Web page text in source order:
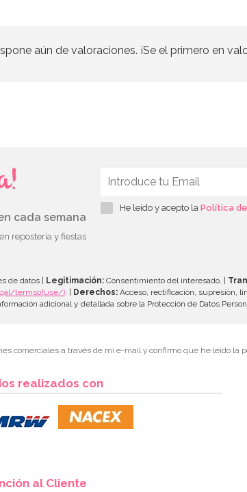
aún de valoraciones. ¡Se el primero en
cada semana
repostería y fiestas
He leído y acepto la Política
de datos | Legitimación: Consentimiento del interesado. |
termsofuse/) . | Derechos: Acceso, rectificación, supresión,
adicional y detallada sobre la Protección de Datos
comerciales a través de mi e-mail y confirmo que he leído la
realizados con
al Cliente